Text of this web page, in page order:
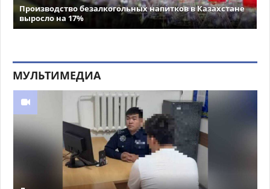
Производство безалкогольных напитков в Казахстане
выросло на 17%
МУЛЬТИМЕДИА